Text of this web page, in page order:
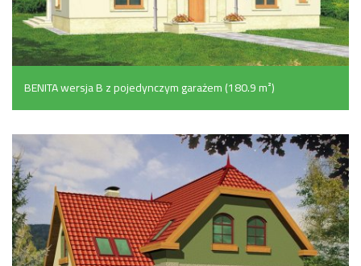
BENITA wersja B z pojedynczym garażem (180.9 m²)